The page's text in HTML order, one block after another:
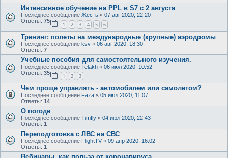
Интенсивное обучение на PPL в S7 с 2 августа
Последнее сообщение Жесть « 07 авг 2020, 22:20
Ответы: 75
1 2 3 4 5 6
Тренинг: полеты на международные (крупные) аэродромы
Последнее сообщение ksv « 06 авг 2020, 18:30
Ответы: 7
Учебные пособия для самостоятельного изучения.
Последнее сообщение Telakh « 06 июл 2020, 10:52
Ответы: 35
1 2 3
Чем проще управлять - автомобилем или самолетом?
Последнее сообщение Faza « 05 июл 2020, 11:07
Ответы: 14
О погоде
Последнее сообщение Timfly « 04 июл 2020, 22:43
Ответы: 1
Переподготовка с ЛВС на СВС
Последнее сообщение FlightTV « 09 апр 2020, 16:02
Ответы: 1